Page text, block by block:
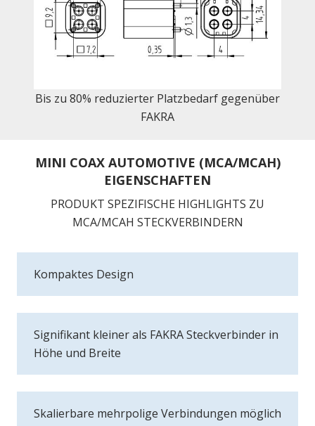
Bis zu 80% reduzierter Platzbedarf gegenüber
FAKRA
MINI COAX AUTOMOTIVE (MCA/MCAH)
EIGENSCHAFTEN
PRODUKT SPEZIFISCHE HIGHLIGHTS ZU
MCA/MCAH STECKVERBINDERN
Kompaktes Design
Signifikant kleiner als FAKRA Steckverbinder in
Höhe und Breite
Skalierbare mehrpolige Verbindungen möglich